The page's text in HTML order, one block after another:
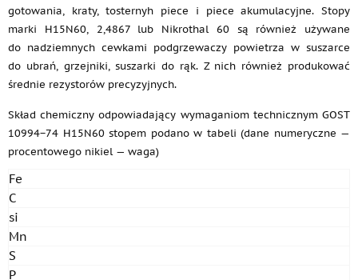
gotowania, kraty, tosternyh piece i piece akumulacyjne. Stopy
marki H15N60, 2,4867 lub Nikrothal 60 są również używane
do nadziemnych cewkami podgrzewaczy powietrza w suszarce
do ubrań, grzejniki, suszarki do rąk. Z nich również produkować
średnie rezystorów precyzyjnych.
Skład chemiczny odpowiadający wymaganiom technicznym GOST
10994−74 H15N60 stopem podano w tabeli (dane numeryczne —
procentowego nikiel — waga)
Fe
C
si
Mn
S
P